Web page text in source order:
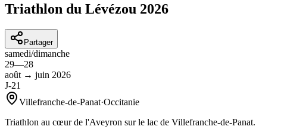
Triathlon du Lévézou 2026
Partager
samedi/dimanche
29—28
août → juin 2026
J-21
Villefranche-de-Panat·Occitanie
Triathlon au cœur de l'Aveyron sur le lac de Villefranche-de-Panat.